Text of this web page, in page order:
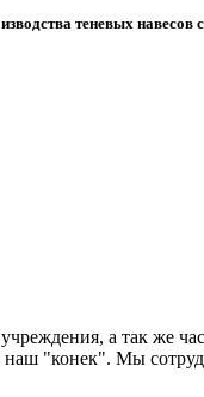
теневых навесов
а так же
"конек". Мы